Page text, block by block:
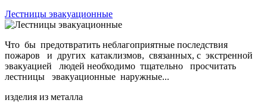
Лестницы эвакуационные
Что бы предотвратить неблагоприятные последствия
пожаров и других катаклизмов, связанных, с экстренной
эвакуацией людей необходимо тщательно просчитать
лестницы эвакуационные наружные...
изделия из металла